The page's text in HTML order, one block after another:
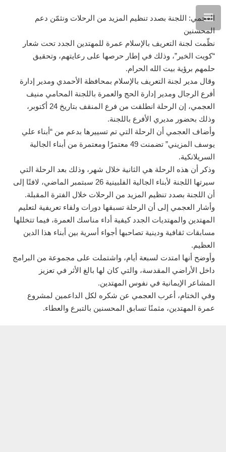
العجمي: اللجنة بصدد تنظيم المزيد من الرحلات ونثمّن دعم
المحسنين
نظّمت لجنة التعريف بالإسلام عمرة للمهتدين الجدد تحت شعار
“كويت الخير”، وذلك في إطار حرصها على رعايتهم، وتحقيق
حلمهم برؤية بيت الله الحرام.
وقال مدير لجنة التعريف بالإسلام بمحافظة الأحمدي ومدير إدارة
أفرع الرجال ومدير إدارة الحج والعمرة باللجنة المحامي منيف
العجمي، إن الرحلة انطلقت من فرع المنقف بتاريخ 24 أكتوبر،
وذلك بحضور مديري الأفرع باللجنة.
وأضاف العجمي أن الرحلة التي تم تسييرها بدعم من “أبناء علي
يوسف المزيني” تضمنت 49 معتمرًا ومعتمرة من أبناء الجالية
السريلانكية.
وذكر أن هذه الرحلة هي الثانية خلال شهر، وذلك بعد الرحلة التي
سيرتها اللجنة لأبناء الجالية الفلبينية 26 سبتمبر الماضي، لافتًا إلى
أن اللجنة بصدد تنظيم المزيد من الرحلات خلال الفترة المقبلة.
وأشار العجمي إلى أن الرحلة تسبقها دورات ولقاء تعريفية لتعليم
المهتدين والمهتديات الجدد كيفية أداء مناسك العمرة، فيما تتخللها
مسابقات ثقافية ودينية تصاحبها أجواء أسرية بين أبناء هذا الدين
العظيم.
وأوضح أنها امتدت لسبعة أيام، واشتملت على مجموعة من البرامج
داخل الأراضي المقدسة، والتي كان لها بالغ الأثر في تعزيز
المشاعر الإيمانية في نفوس المهتدين.
وفي الختام، أعرب العجمي عن شكره لكل الداعمين لمشروع
عمرة المهتدين، مثمنًا تسابق المحسنين بالتبرع والعطاء.